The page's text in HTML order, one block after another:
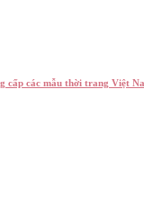
cấp các mẫu thời trang Việt